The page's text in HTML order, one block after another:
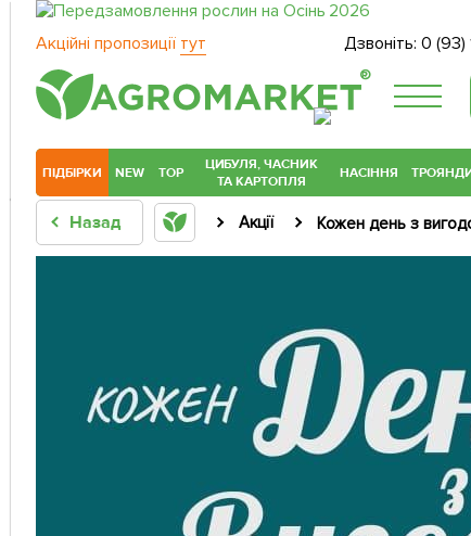
Акційні пропозиції тут Дзвоніть: 0 (93)
®
ПІДБІРКИ NEW TOP
ЦИБУЛЯ, ЧАСНИК
ТА КАРТОПЛЯ
НАСІННЯ
Назад Акції Кожен день з